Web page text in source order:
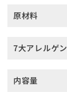
原材料
7大アレルゲン
内容量